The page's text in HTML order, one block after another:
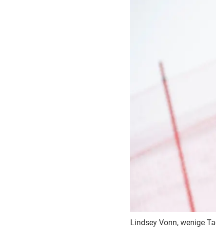
Lindsey Vonn, wenige